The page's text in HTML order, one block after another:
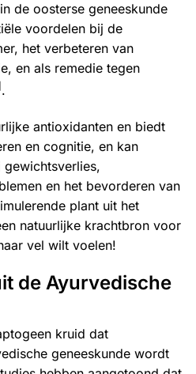
de oosterse geneeskunde
voordelen bij de
het verbeteren van
en als remedie tegen
.
antioxidanten en biedt
en cognitie, en kan
en het bevorderen van
plant uit het
natuurlijke krachtbron voor
vel wilt voelen!
de Ayurvedische
kruid dat
geneeskunde wordt